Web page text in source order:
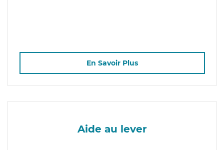
En Savoir Plus
Aide au lever